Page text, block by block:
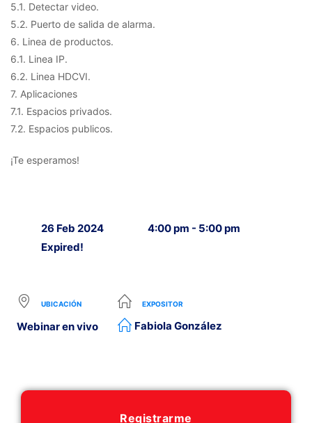
5.1. Detectar video.
5.2. Puerto de salida de alarma.
6. Linea de productos.
6.1. Linea IP.
6.2. Linea HDCVI.
7. Aplicaciones
7.1. Espacios privados.
7.2. Espacios publicos.
¡Te esperamos!
26 Feb 2024
Expired!
4:00 pm - 5:00 pm
UBICACIÓN
Webinar en vivo
EXPOSITOR
Fabiola González
Registrarme